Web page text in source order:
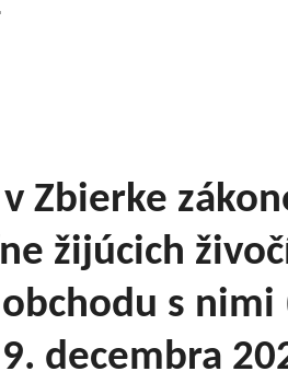
Zbierke
žijúcich
s nimi
decembra